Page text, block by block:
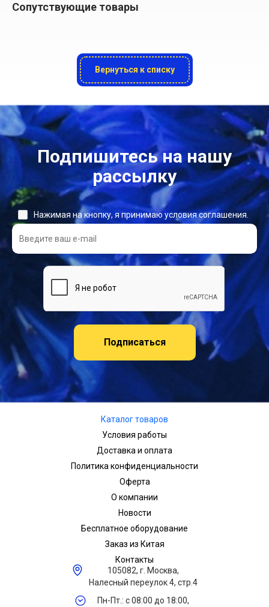
Сопутствующие товары
Вернуться к списку
Подпишитесь на нашу
рассылку
Подписаться
Нажимая на кнопку, я принимаю условия соглашения.
Каталог товаров
Условия работы
Доставка и оплата
Политика конфиденциальности
Оферта
О компании
Новости
Бесплатное оборудование
Заказ из Китая
Контакты
105082, г. Москва,
Налесный переулок 4, стр.4
Пн-Пт.: с 08:00 до 18:00,